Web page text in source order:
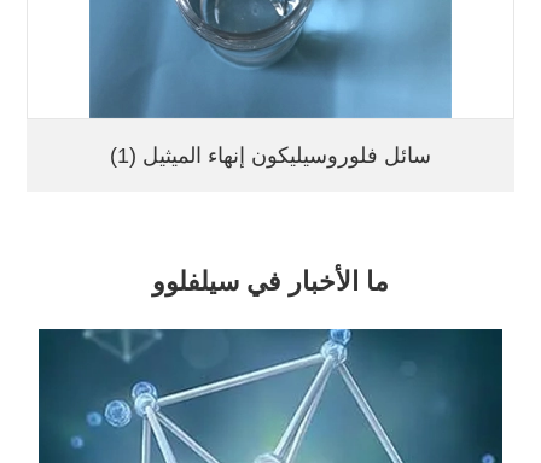
سائل فلوروسيليكون إنهاء الميثيل (1)
ما الأخبار في سيلفلوو